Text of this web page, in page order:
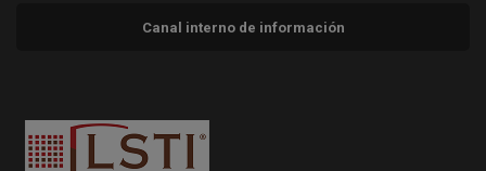
Canal interno de información